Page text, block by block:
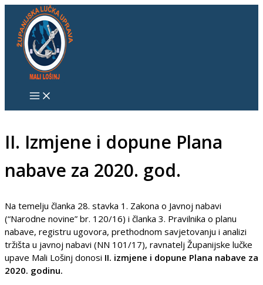
Skip
content
II. Izmjene i dopune Plana
nabave za 2020. god.
Na temelju članka 28. stavka 1. Zakona o Javnoj nabavi
(“Narodne novine” br. 120/16) i članka 3. Pravilnika o planu
nabave, registru ugovora, prethodnom savjetovanju i analizi
tržišta u javnoj nabavi (NN 101/17), ravnatelj Županijske lučke
upave Mali Lošinj donosi II. izmjene i dopune Plana nabave za
2020. godinu.
S
e
a
r
c
h
f
r
: